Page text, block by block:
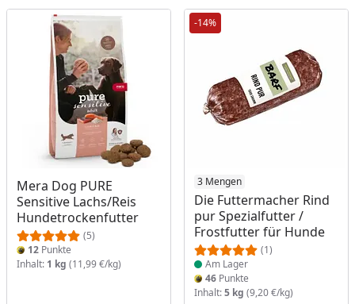
Mera Dog PURE
Sensitive Lachs/Reis
Hundetrockenfutter
(5)
12 Punkte
Inhalt: 1 kg (11,99 €/kg)
-14%
3 Mengen
Die Futtermacher Rind
pur Spezialfutter /
Frostfutter für Hunde
(1)
Produkt am Lager
Am Lager
46Punkte
Inhalt:5 kg (9,20 €/kg)